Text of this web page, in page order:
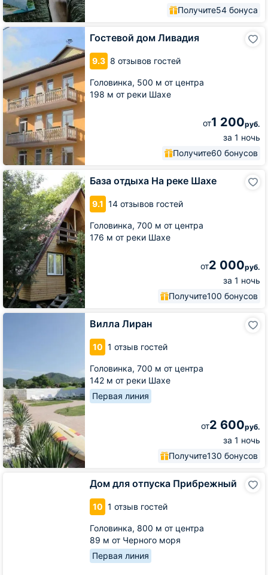
Получите54 бонуса
Гостевой дом Ливадия
9.3 8 отзывов гостей
Головинка, 500 м от центра
198 м от реки Шахе
от1 200руб.
за 1 ночь
Получите60 бонусов
Гостевой
База отдыха На реке Шахе
9.1 14 отзывов гостей
Головинка, 700 м от центра
176 м от реки Шахе
от2 000руб.
за 1 ночь
Получите100 бонусов
База
отдыха
На
реке
Шахе
Вилла Лиран
10 1 отзыв гостей
Головинка, 700 м от центра
142 м от реки Шахе
Первая линия
от2 600руб.
за 1 ночь
Получите130 бонусов
Вилла
Дом для отпуска Прибрежный
10 1 отзыв гостей
Головинка, 800 м от центра
89 м от Черного моря
Первая линия